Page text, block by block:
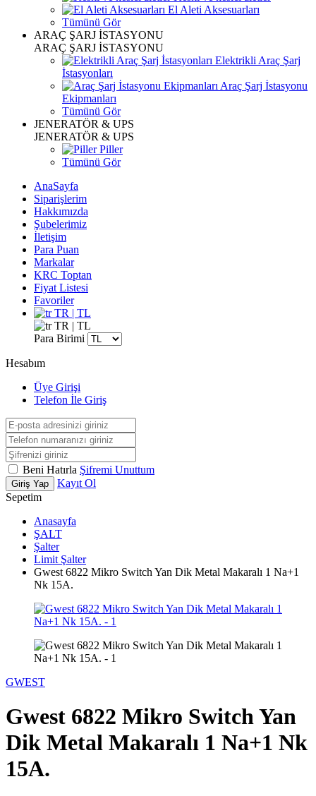
El Aleti Aksesuarları
Tümünü Gör
ARAÇ ŞARJ İSTASYONU
ARAÇ ŞARJ İSTASYONU
Elektrikli Araç Şarj
İstasyonları
Araç Şarj İstasyonu
Ekipmanları
Tümünü Gör
JENERATÖR & UPS
JENERATÖR & UPS
Piller
Tümünü Gör
AnaSayfa
Siparişlerim
Hakkımızda
Şubelerimiz
İletişim
Para Puan
Markalar
KRC Toptan
Fiyat Listesi
Favoriler
TR | TL
TR | TL
Para Birimi
Hesabım
Üye Girişi
Telefon İle Giriş
Beni Hatırla Şifremi Unuttum
Giriş Yap
Kayıt Ol
Sepetim
Anasayfa
ŞALT
Şalter
Limit Şalter
Gwest 6822 Mikro Switch Yan Dik Metal Makaralı 1 Na+1
Nk 15A.
GWEST
Gwest 6822 Mikro Switch Yan
Dik Metal Makaralı 1 Na+1 Nk
15A.